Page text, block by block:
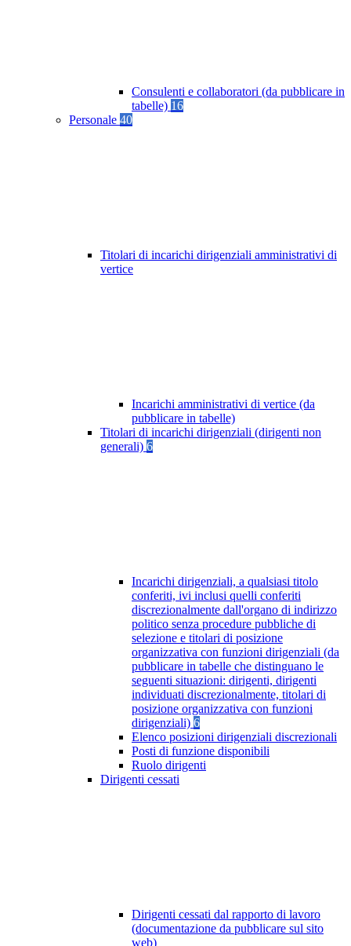
Consulenti e collaboratori (da pubblicare in
tabelle) 16
Personale 40
Titolari di incarichi dirigenziali amministrativi di
vertice
Incarichi amministrativi di vertice (da
pubblicare in tabelle)
Titolari di incarichi dirigenziali (dirigenti non
generali) 6
Incarichi dirigenziali, a qualsiasi titolo
conferiti, ivi inclusi quelli conferiti
discrezionalmente dall'organo di indirizzo
politico senza procedure pubbliche di
selezione e titolari di posizione
organizzativa con funzioni dirigenziali (da
pubblicare in tabelle che distinguano le
seguenti situazioni: dirigenti, dirigenti
individuati discrezionalmente, titolari di
posizione organizzativa con funzioni
dirigenziali) 6
Elenco posizioni dirigenziali discrezionali
Posti di funzione disponibili
Ruolo dirigenti
Dirigenti cessati
Dirigenti cessati dal rapporto di lavoro
(documentazione da pubblicare sul sito
web)